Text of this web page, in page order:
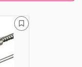
ブ
ッ